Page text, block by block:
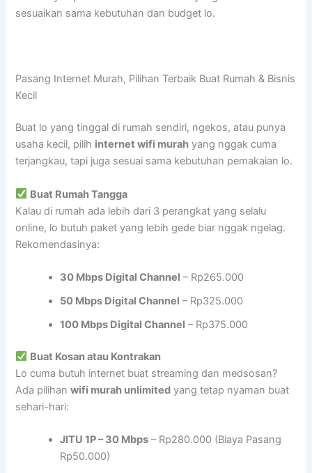
sesuaikan sama kebutuhan dan budget lo.
Pasang Internet Murah, Pilihan Terbaik Buat Rumah & Bisnis
Kecil
Buat lo yang tinggal di rumah sendiri, ngekos, atau punya
usaha kecil, pilih internet wifi murah yang nggak cuma
terjangkau, tapi juga sesuai sama kebutuhan pemakaian lo.
Buat Rumah Tangga
Kalau di rumah ada lebih dari 3 perangkat yang selalu
online, lo butuh paket yang lebih gede biar nggak ngelag.
Rekomendasinya:
30 Mbps Digital Channel – Rp265.000
50 Mbps Digital Channel – Rp325.000
100 Mbps Digital Channel – Rp375.000
Buat Kosan atau Kontrakan
Lo cuma butuh internet buat streaming dan medsosan?
Ada pilihanwifi murah unlimited yang tetap nyaman buat
sehari-hari:
JITU 1P – 30 Mbps – Rp280.000 (Biaya Pasang
Rp50.000)